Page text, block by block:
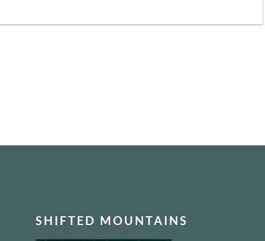
SHIFTED MOUNTAINS